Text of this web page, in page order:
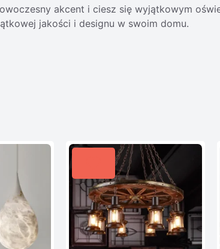
akcent i ciesz się wyjątkowym
jakości i designu w swoim domu.